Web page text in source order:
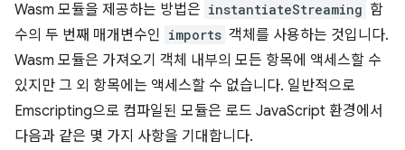
Wasm 모듈을 제공하는 방법은 instantiateStreaming 함
수의 두 번째 매개변수인 imports 객체를 사용하는 것입니다.
Wasm 모듈은 가져오기 객체 내부의 모든 항목에 액세스할 수
있지만 그 외 항목에는 액세스할 수 없습니다. 일반적으로
Emscripting으로 컴파일된 모듈은 로드 JavaScript 환경에서
다음과 같은 몇 가지 사항을 기대합니다.